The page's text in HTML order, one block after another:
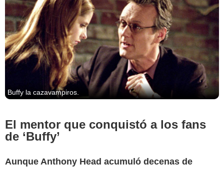
Buffy la cazavampiros.
El mentor que conquistó a los fans
de ‘Buffy’
Aunque Anthony Head acumuló decenas de